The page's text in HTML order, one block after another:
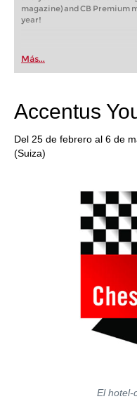
magazine) and CB Premium
year!
Más...
Accentus
Del 25 de febrero al 6 de
(Suiza)
El hotel-